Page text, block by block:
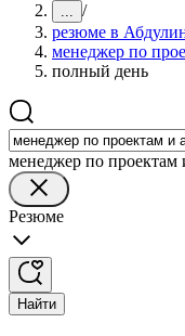
... /
резюме в
менеджер по
полный день
менеджер по проектам
Резюме
Найти